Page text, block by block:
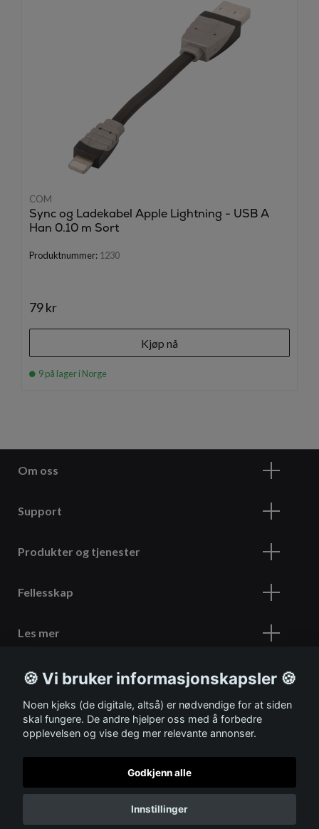
COM
Sync og Ladekabel Apple Lightning - USB A
Han 0.10 m Sort
Produktnummer: 1230
79 kr
Kjøp nå
9 på lager i Norge
Om oss
Support
Produkter og tjenester
Fellesskap
Les mer
Meld deg på vårt nyhetsbrev
© 2026 ITSHOP
🍪 Vi bruker informasjonskapsler 🍪
Noen kjeks (de digitale, altså) er nødvendige for at siden
skal fungere. De andre hjelper oss med å forbedre
opplevelsen og vise deg mer relevante annonser.
Godkjenn alle
Innstillinger